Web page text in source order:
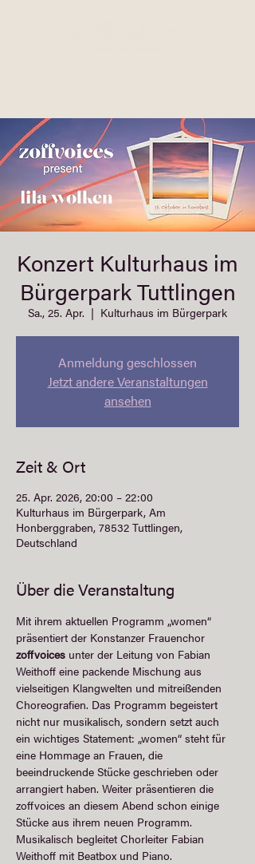
Konzert Kulturhaus im
Bürgerpark Tuttlingen
Sa., 25. Apr.
  |
Kulturhaus im Bürgerpark
Anmeldung geschlossen
Jetzt andere Veranstaltungen
ansehen
Zeit & Ort
25. Apr. 2026, 20:00 – 22:00
Kulturhaus im Bürgerpark, Am
Honberggraben, 78532 Tuttlingen,
Deutschland
Über die Veranstaltung
Mit ihrem aktuellen Programm „women“
präsentiert der Konstanzer Frauenchor
zoffvoices unter der Leitung von Fabian
Weithoff eine packende Mischung aus
vielseitigen Klangwelten und mitreißenden
Choreografien. Das Programm begeistert
nicht nur musikalisch, sondern setzt auch
ein wichtiges Statement: „women“ steht für
eine Hommage an Frauen, die
beeindruckende Stücke geschrieben oder
arrangiert haben. Weiter präsentieren die
zoffvoices an diesem Abend schon einige
Stücke aus ihrem neuen Programm.
Musikalisch begleitet Chorleiter Fabian
Weithoff mit Beatbox und Piano.